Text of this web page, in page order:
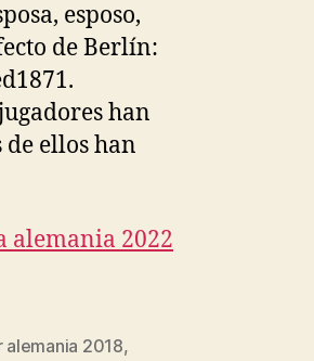
esposo,
de Berlín:
han
ellos han
alemania 2022
alemania 2018,